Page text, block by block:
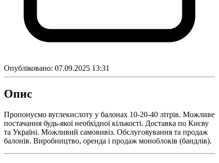
Опубліковано: 07.09.2025 13:31
Опис
Пропонуємо вуглекислоту у балонах 10-20-40 літрів. Можливе
постачання будь-якої необхідної кількості. Доставка по Києву
та Україні. Можливий самовивіз. Обслуговування та продаж
балонів. Виробництво, оренда і продаж моноблоків (бандлів).